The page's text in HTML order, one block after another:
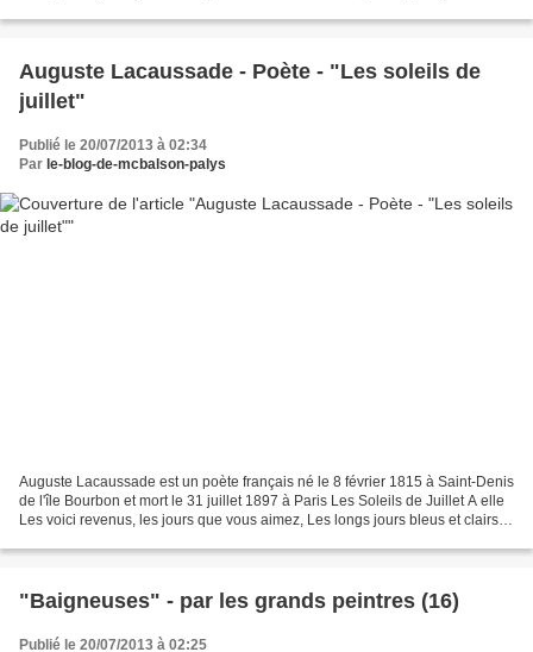
Auguste Lacaussade - Poète - "Les soleils de
juillet"
Publié le 20/07/2013 à 02:34
Par le-blog-de-mcbalson-palys
Auguste Lacaussade est un poète français né le 8 février 1815 à Saint-Denis
de l'île Bourbon et mort le 31 juillet 1897 à Paris Les Soleils de Juillet A elle
Les voici revenus, les jours que vous aimez, Les longs jours bleus et clairs
"Baigneuses" - par les grands peintres (16)
Publié le 20/07/2013 à 02:25